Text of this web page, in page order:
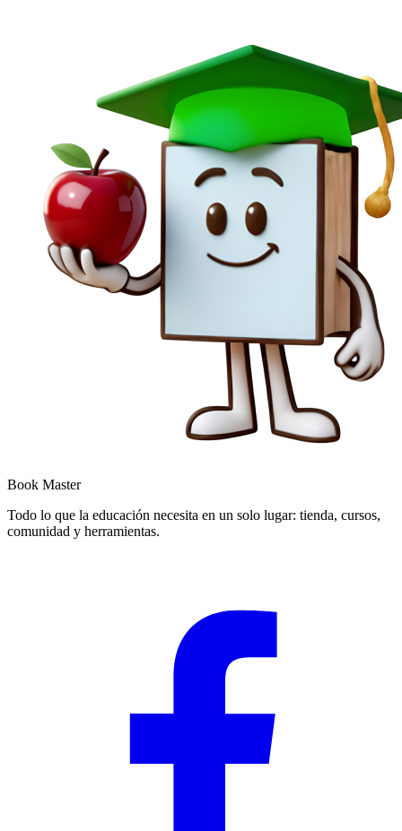
Book Master
Todo lo que la educación necesita en un solo lugar: tienda, cursos,
comunidad y herramientas.